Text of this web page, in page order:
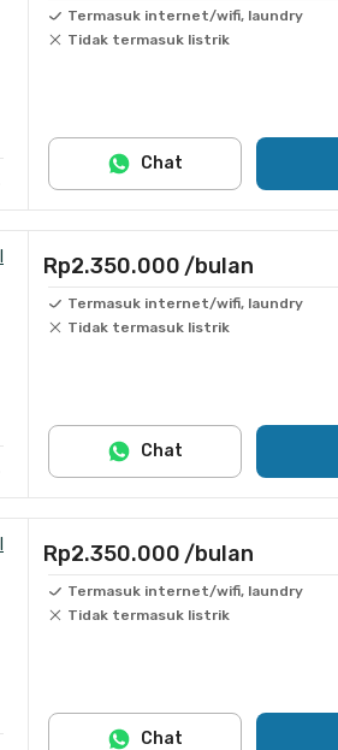
Termasuk internet/wifi, laundry
Tidak termasuk listrik
Chat
Rp2.350.000 /bulan
Termasuk internet/wifi, laundry
Tidak termasuk listrik
Chat
Rp2.350.000 /bulan
Termasuk internet/wifi, laundry
Tidak termasuk listrik
Chat